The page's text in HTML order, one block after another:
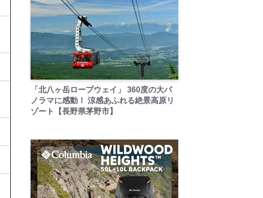
PR
「北八ヶ岳ロープウェイ」 360度の大パ
ノラマに感動！ 涼感あふれる絶景高原リ
ゾート【長野県茅野市】